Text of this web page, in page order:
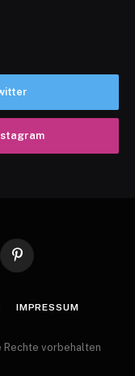
Pinterest
IMPRESSUM
vorbehalten